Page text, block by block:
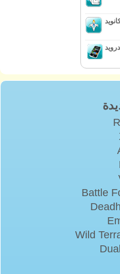
Battle
Wild